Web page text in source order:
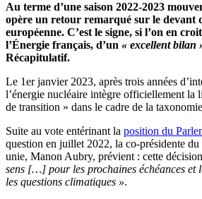
Au terme d’une saison 2022-2023
opère un retour remarqué sur le devant
européenne. C’est le signe, si l’on en
l’Énergie français, d’un « excellent bilan
Récapitulatif.
Le 1er janvier 2023, après trois années
l’énergie nucléaire intègre officiellement la
de transition » dans le cadre de la
Suite au vote entérinant la position du
question en juillet 2022, la co-présidente
unie, Manon Aubry, prévient : cette
sens […] pour les prochaines échéances et
les questions climatiques ».